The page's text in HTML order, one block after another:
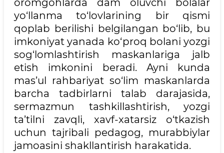
oromgohlarda dam oluvchi bolalar
yo‘llanma to‘lovlarining bir qismi
qoplab berilishi belgilangan bo‘lib, bu
imkoniyat yanada ko‘proq bolani yozgi
sog‘lomlashtirish maskanlariga jalb
etish imkonini beradi. Ayni kunda
mas’ul rahbariyat so‘lim maskanlarda
barcha tadbirlarni talab darajasida,
sermazmun tashkillashtirish, yozgi
ta’tilni zavqli, xavf-xatarsiz o‘tkazish
uchun tajribali pedagog, murabbiylar
jamoasini shakllantirish harakatida.